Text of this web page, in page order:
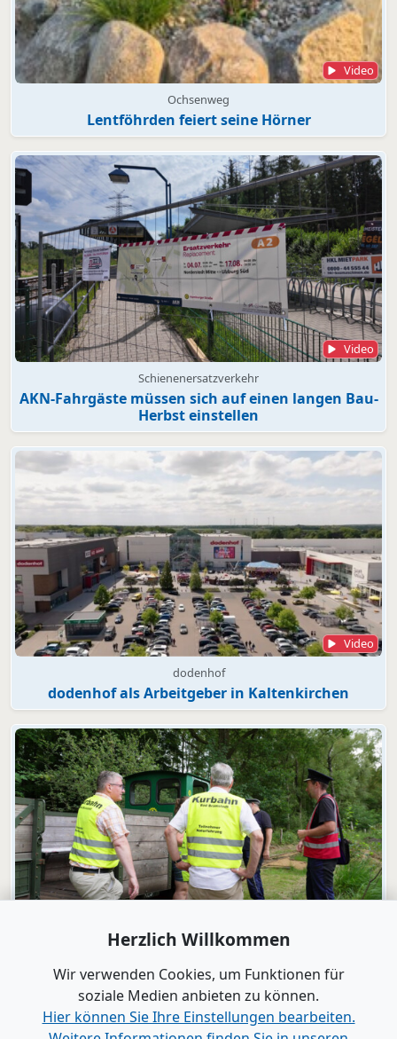
Video
Ochsenweg
Lentföhrden feiert seine Hörner
Video
Schienenersatzverkehr
AKN-Fahrgäste müssen sich auf einen langen Bau-
Herbst einstellen
Video
dodenhof
dodenhof als Arbeitgeber in Kaltenkirchen
Bad Bramstedt
"Wir wollen die Moorbahn aus dem
Dornröschenschlaf wecken"
Herzlich Willkommen
Wir verwenden Cookies, um Funktionen für
soziale Medien anbieten zu können.
Hier können Sie Ihre Einstellungen bearbeiten.